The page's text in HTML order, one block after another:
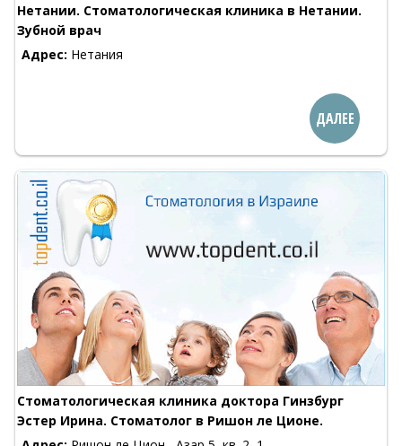
Нетании. Стоматологическая клиника в Нетании.
Зубной врач
Адрес: Нетания
ДАЛЕЕ
Стоматологическая клиника доктора Гинзбург
Эстер Ирина. Стоматолог в Ришон ле Ционе.